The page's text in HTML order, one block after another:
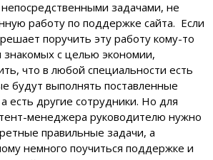
задачами, не
работу по поддержке сайта. Если
поручить эту работу кому-то
знакомых с целью экономии,
что в любой специальности есть
будут выполнять поставленные
есть другие сотрудники. Но для
менеджера руководителю нужно
правильные задачи, а
немного поучиться поддержке и